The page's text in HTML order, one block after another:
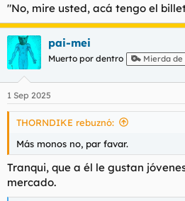
"No, mire usted, acá tengo el
pai-mei
Muerto por dentro Mierda
1 Sep 2025
THORNDIKE rebuznó:
Más monos no, par favar.
Tranqui, que a él le gustan
mercado.